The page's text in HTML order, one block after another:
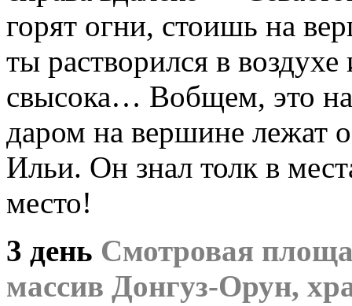
горят огни, стоишь на
ты растворился в
свысока… Вобщем, это
даром на вершине лежат
Ильи. Он знал толк в
место!
3 день Смотровая
массив Донгуз-Орун,